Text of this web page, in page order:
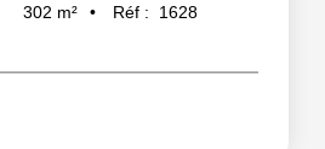
302 m² Réf : 1628